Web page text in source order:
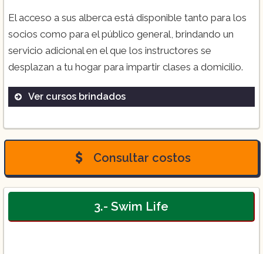
El acceso a sus alberca está disponible tanto para los
socios como para el público general, brindando un
servicio adicional en el que los instructores se
desplazan a tu hogar para impartir clases a domicilio.
Ver cursos brindados
($1,600)
Consultar costos
3.- Swim Life